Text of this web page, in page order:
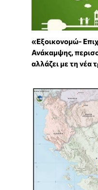
«Εξοικονομώ-
Ανάκαμψης,
αλλάζει με τη νέα